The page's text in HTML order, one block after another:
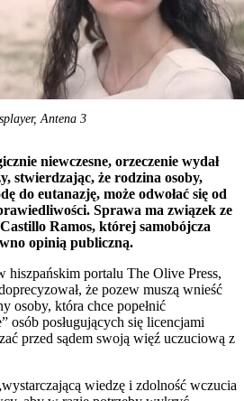
Antena 3
niewczesne, orzeczenie wydał
stwierdzając, że rodzina osoby,
do eutanazję, może odwołać się od
Sprawa ma związek ze
Ramos, której samobójcza
opinią publiczną.
hiszpańskim portalu The Olive Press,
że pozew muszą wnieść
osoby, która chce popełnić
osób posługujących się licencjami
przed sądem swoją więź uczuciową z
wiedzę i zdolność wczucia